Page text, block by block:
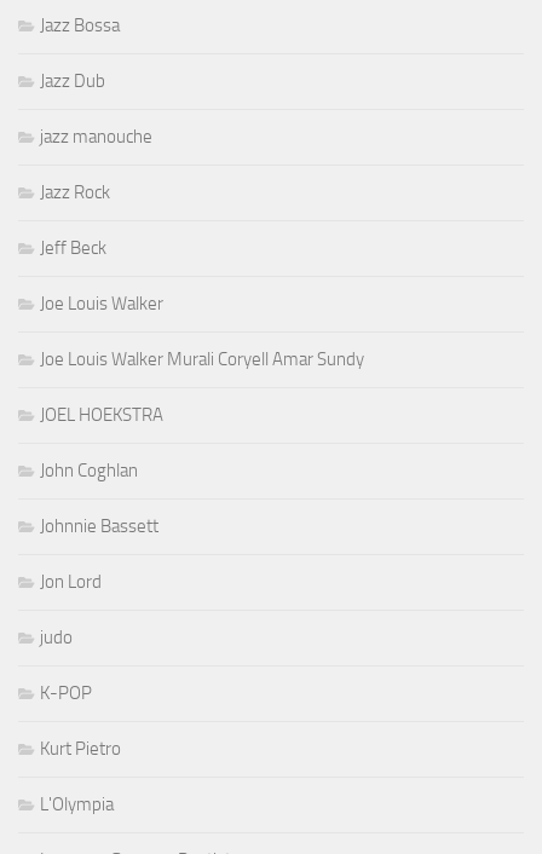
Jazz Bossa
Jazz Dub
jazz manouche
Jazz Rock
Jeff Beck
Joe Louis Walker
Joe Louis Walker Murali Coryell Amar Sundy
JOEL HOEKSTRA
John Coghlan
Johnnie Bassett
Jon Lord
judo
K-POP
Kurt Pietro
L'Olympia